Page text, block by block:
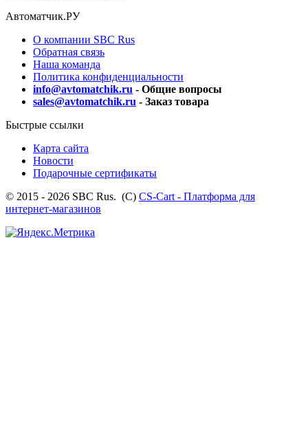
Автоматчик.РУ
О компании SBC Rus
Обратная связь
Наша команда
Политика конфиденциальности
info@avtomatchik.ru - Общие вопросы
sales@avtomatchik.ru - Заказ товара
Быстрые ссылки
Карта сайта
Новости
Подарочные сертификаты
© 2015 - 2026 SBC Rus. (С) CS-Cart - Платформа для
интернет-магазинов